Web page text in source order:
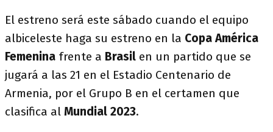
El estreno será este sábado cuando el equipo
albiceleste haga su estreno en la Copa América
Femenina frente a Brasil en un partido que se
jugará a las 21 en el Estadio Centenario de
Armenia, por el Grupo B en el certamen que
clasifica al Mundial 2023.